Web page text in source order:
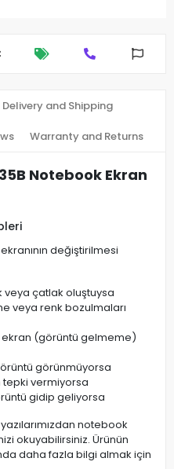
Delivery and Shipping
Warranty and Returns
Notebook Ekran
değiştirilmesi
veya çatlak oluştuysa
veya renk bozulmaları
(görüntü gelmeme)
görünmüyorsa
tepki vermiyorsa
gidip geliyorsa
notebook
okuyabilirsiniz. Ürünün
daha fazla bilgi almak için